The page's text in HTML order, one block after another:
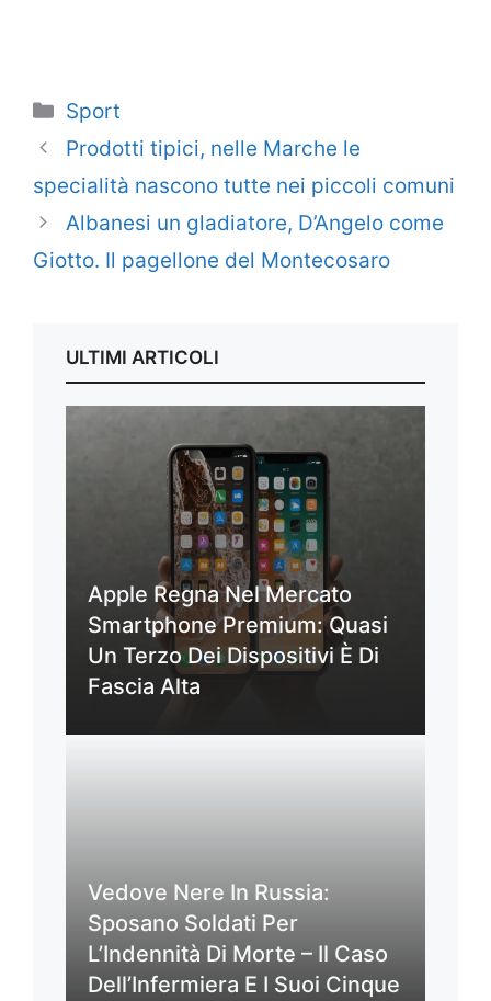
Categorie
Sport
Prodotti tipici, nelle Marche le
specialità nascono tutte nei piccoli comuni
Albanesi un gladiatore, D’Angelo come
Giotto. Il pagellone del Montecosaro
ULTIMI ARTICOLI
Apple Regna Nel Mercato
Smartphone Premium: Quasi
Un Terzo Dei Dispositivi È Di
Fascia Alta
Vedove Nere In Russia:
Sposano Soldati Per
L’Indennità Di Morte – Il Caso
Dell’Infermiera E I Suoi Cinque